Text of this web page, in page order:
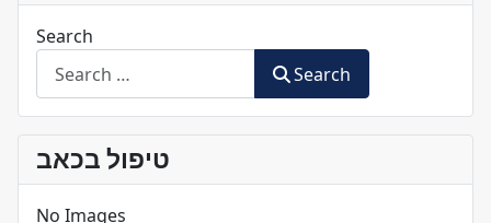
Search
Search
טיפול בכאב
No Images